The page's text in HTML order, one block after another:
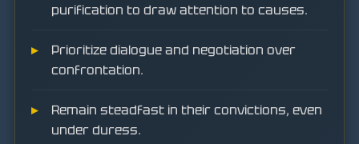
purification to draw attention to causes.
Prioritize dialogue and negotiation over
confrontation.
Remain steadfast in their convictions, even
under duress.